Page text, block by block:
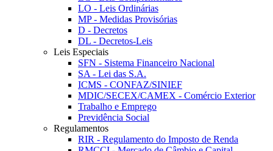
LO - Leis Ordinárias
MP - Medidas Provisórias
D - Decretos
DL - Decretos-Leis
Leis Especiais
SFN - Sistema Financeiro Nacional
SA - Lei das S.A.
ICMS - CONFAZ/SINIEF
MDIC/SECEX/CAMEX - Comércio Exterior
Trabalho e Emprego
Previdência Social
Regulamentos
RIR - Regulamento do Imposto de Renda